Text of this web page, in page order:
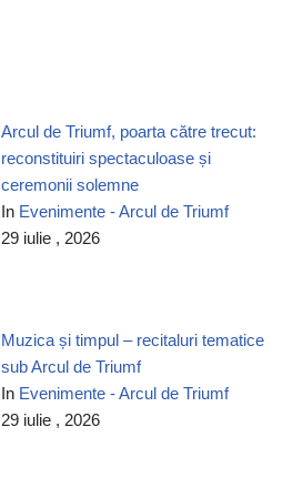
Arcul de Triumf, poarta către trecut:
reconstituiri spectaculoase și
ceremonii solemne
In Evenimente - Arcul de Triumf
29 iulie , 2026
Muzica și timpul – recitaluri tematice
sub Arcul de Triumf
In Evenimente - Arcul de Triumf
29 iulie , 2026